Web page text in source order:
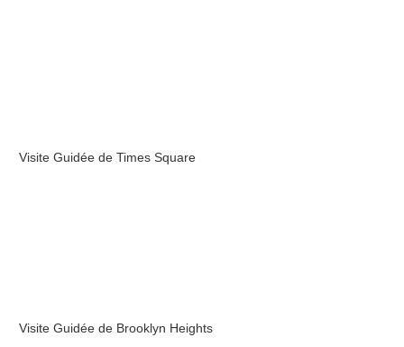
Visite Guidée de Times Square
Visite Guidée de Brooklyn Heights